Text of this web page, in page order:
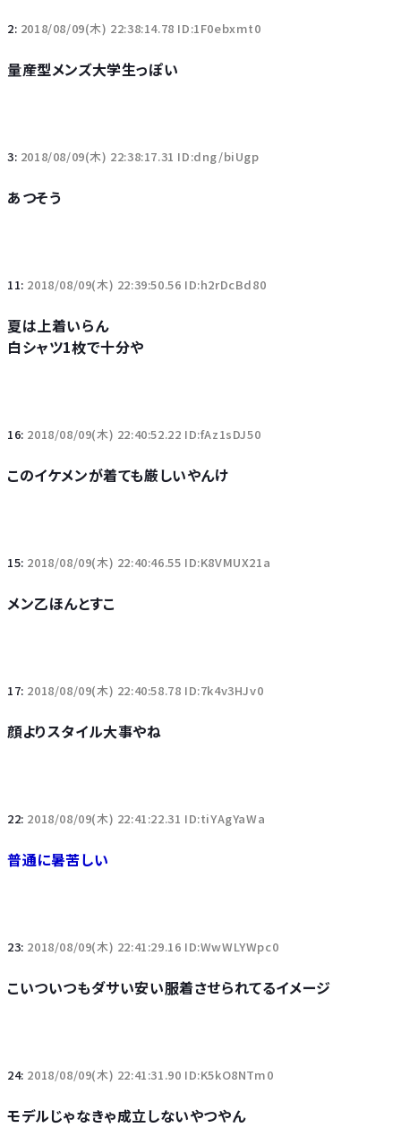
2: 2018/08/09(木) 22:38:14.78 ID:1F0ebxmt0
量産型メンズ大学生っぽい
3: 2018/08/09(木) 22:38:17.31 ID:dng/biUgp
あつそう
11: 2018/08/09(木) 22:39:50.56 ID:h2rDcBd80
夏は上着いらん
白シャツ1枚で十分や
16: 2018/08/09(木) 22:40:52.22 ID:fAz1sDJ50
このイケメンが着ても厳しいやんけ
15: 2018/08/09(木) 22:40:46.55 ID:K8VMUX21a
メン乙ほんとすこ
17: 2018/08/09(木) 22:40:58.78 ID:7k4v3HJv0
顔よりスタイル大事やね
22: 2018/08/09(木) 22:41:22.31 ID:tiYAgYaWa
普通に暑苦しい
23: 2018/08/09(木) 22:41:29.16 ID:WwWLYWpc0
こいついつもダサい安い服着させられてるイメージ
24: 2018/08/09(木) 22:41:31.90 ID:K5kO8NTm0
モデルじゃなきゃ成立しないやつやん